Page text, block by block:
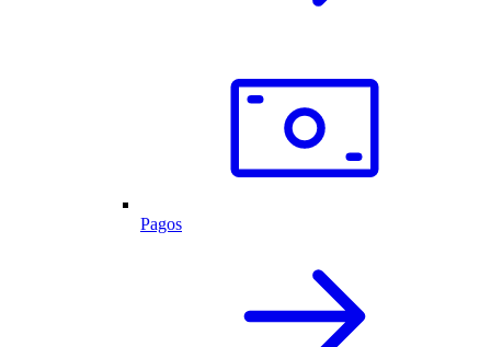
Pagos